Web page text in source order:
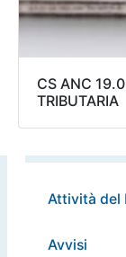
CS ANC
TRIBUTARIA
Attività del
Avvisi